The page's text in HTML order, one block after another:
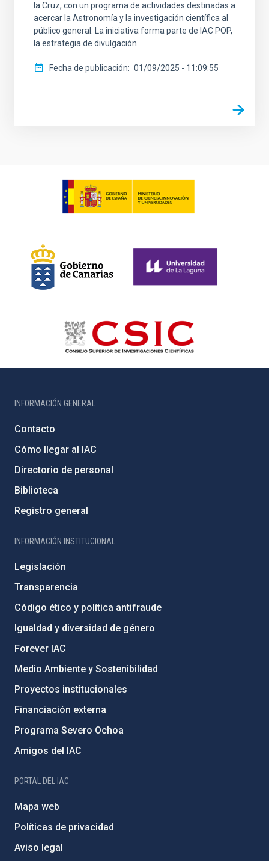
la Cruz, con un programa de actividades destinadas a
acercar la Astronomía y la investigación científica al
público general. La iniciativa forma parte de IAC POP,
la estrategia de divulgación
Fecha de publicación 01/09/2025 - 11:09:55
INFORMACIÓN GENERAL
Contacto
Cómo llegar al IAC
Directorio de personal
Biblioteca
Registro general
INFORMACIÓN INSTITUCIONAL
Legislación
Transparencia
Código ético y política antifraude
Igualdad y diversidad de género
Forever IAC
Medio Ambiente y Sostenibilidad
Proyectos institucionales
Financiación externa
Programa Severo Ochoa
Amigos del IAC
PORTAL DEL IAC
Mapa web
Políticas de privacidad
Aviso legal